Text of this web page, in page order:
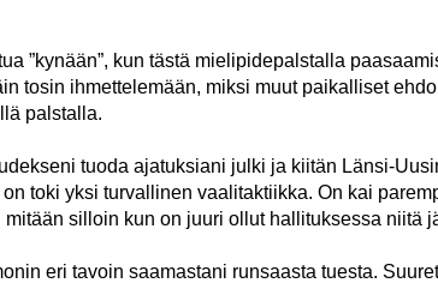
”kynään”, kun tästä mielipidepalstalla
tosin ihmettelemään, miksi muut paikalliset
palstalla.
tuoda ajatuksiani julki ja kiitän Länsi-
toki yksi turvallinen vaalitaktiikka. On kai
mitään silloin kun on juuri ollut hallituksessa niitä
eri tavoin saamastani runsaasta tuesta.